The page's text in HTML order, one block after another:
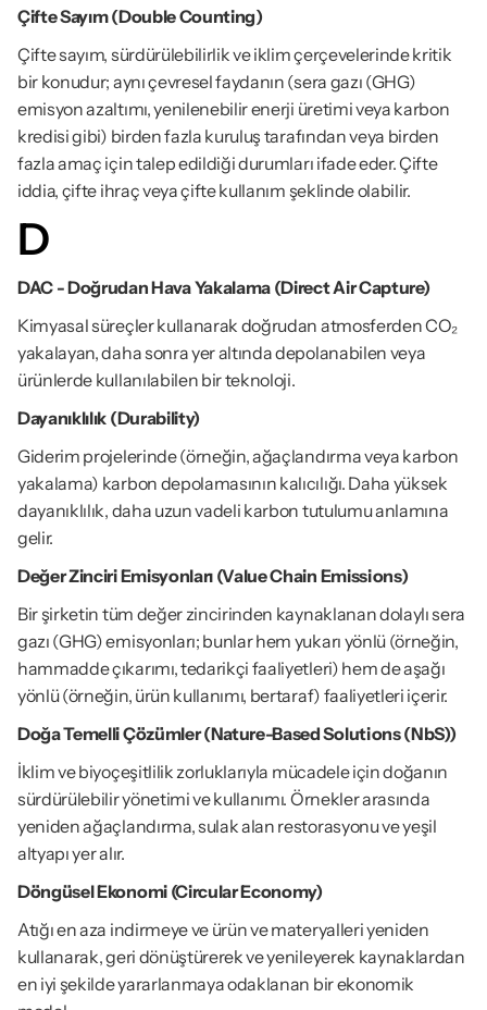
Çifte Sayım (Double Counting)
Çifte sayım, sürdürülebilirlik ve iklim çerçevelerinde kritik
bir konudur; aynı çevresel faydanın (sera gazı (GHG)
emisyon azaltımı, yenilenebilir enerji üretimi veya karbon
kredisi gibi) birden fazla kuruluş tarafından veya birden
fazla amaç için talep edildiği durumları ifade eder. Çifte
iddia, çifte ihraç veya çifte kullanım şeklinde olabilir.
D
DAC - Doğrudan Hava Yakalama (Direct Air Capture)
Kimyasal süreçler kullanarak doğrudan atmosferden CO₂
yakalayan, daha sonra yer altında depolanabilen veya
ürünlerde kullanılabilen bir teknoloji.
Dayanıklılık (Durability)
Giderim projelerinde (örneğin, ağaçlandırma veya karbon
yakalama) karbon depolamasının kalıcılığı. Daha yüksek
dayanıklılık, daha uzun vadeli karbon tutulumu anlamına
gelir.
Değer Zinciri Emisyonları (Value Chain Emissions)
Bir şirketin tüm değer zincirinden kaynaklanan dolaylı sera
gazı (GHG) emisyonları; bunlar hem yukarı yönlü (örneğin,
hammadde çıkarımı, tedarikçi faaliyetleri) hem de aşağı
yönlü (örneğin, ürün kullanımı, bertaraf) faaliyetleri içerir.
Doğa Temelli Çözümler (Nature-Based Solutions (NbS))
İklim ve biyoçeşitlilik zorluklarıyla mücadele için doğanın
sürdürülebilir yönetimi ve kullanımı. Örnekler arasında
yeniden ağaçlandırma, sulak alan restorasyonu ve yeşil
altyapı yer alır.
Döngüsel Ekonomi (Circular Economy)
Atığı en aza indirmeye ve ürün ve materyalleri yeniden
kullanarak, geri dönüştürerek ve yenileyerek kaynaklardan
en iyi şekilde yararlanmaya odaklanan bir ekonomik